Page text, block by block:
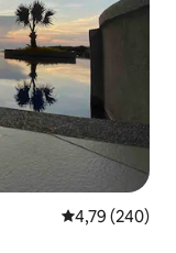
Średnia
4,79 (240)